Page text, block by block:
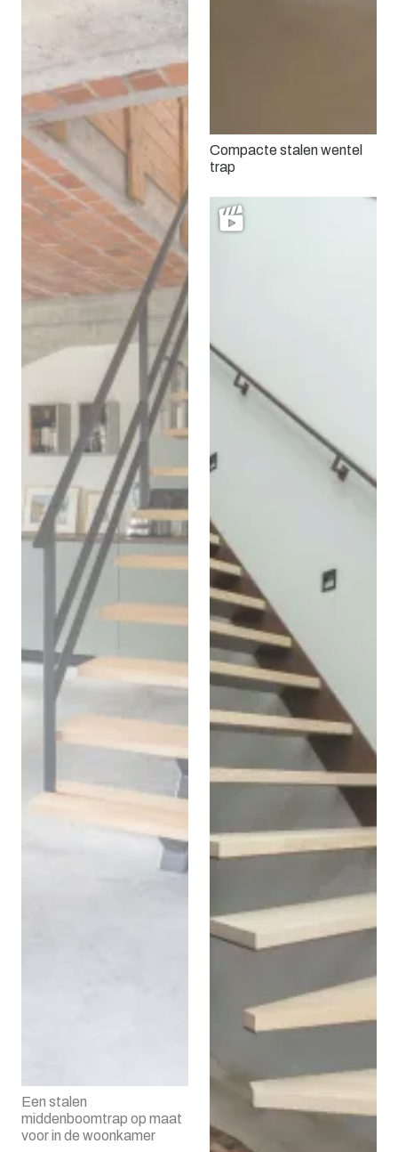
Een stalen
middenboomtrap op maat
voor in de woonkamer
Compacte stalen wentel
trap